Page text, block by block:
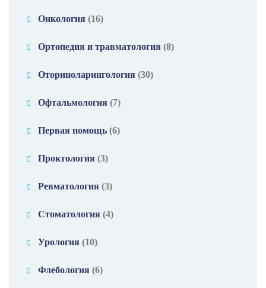
Онкология (16)
Ортопедия и травматология (8)
Оториноларингология (30)
Офтальмология (7)
Первая помощь (6)
Проктология (3)
Ревматология (3)
Стоматология (4)
Урология (10)
Флебология (6)